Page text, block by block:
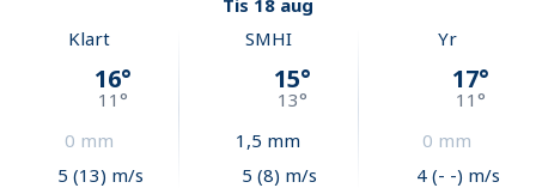
Tis 18 aug
Klart
16°
11°
0 mm
5 (13) m/s
SMHI
15°
13°
1,5 mm
5 (8) m/s
Yr
17°
11°
0 mm
4 (- -) m/s